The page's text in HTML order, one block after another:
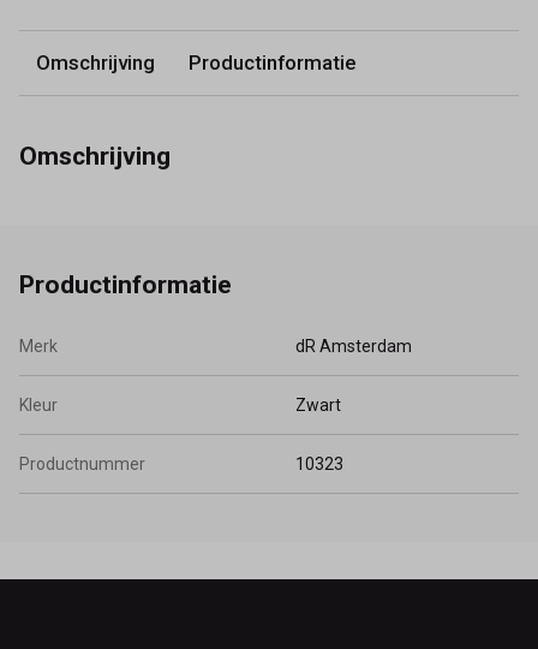
Omschrijving Productinformatie
Omschrijving
Productinformatie
Merk dR Amsterdam
Kleur Zwart
Productnummer 10323